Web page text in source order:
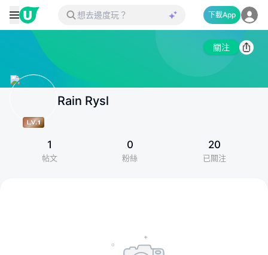
下載App
關注
Rain Rysl
1
帖文
0
粉絲
20
已關注